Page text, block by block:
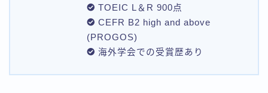
TOEIC L＆R 900点
CEFR B2 high and above
(PROGOS)
海外学会での受賞歴あり